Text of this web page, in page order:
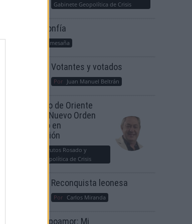
Gabinete Geopolítica de Crisis
Suelta y confía
María Comesaña
Votantes y votados
Por Juan Manuel Beltrán
El Conflicto de Oriente
Medio: Un Nuevo Orden
Autoritario en
Construcción
Álvaro Frutos Rosado y
Gabinete Geopolítica de Crisis
Reconquista leonesa
Por Carlos Miranda
Clara Campoamor: Mi